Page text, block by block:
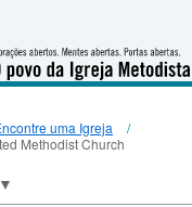
uma Igreja
Methodist Church
▼